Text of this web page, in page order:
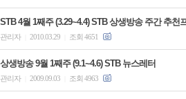
STB 4월 1째주 (3.29~4.4) STB 상생방송 주간 추천
관리자 2010.03.29 조회 4651
상생방송 9월 1째주 (9.1~4.6) STB 뉴스레터
관리자 2009.09.03 조회 4963